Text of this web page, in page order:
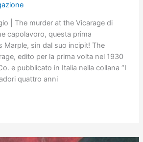
| The murder at the Vicarage di
capolavoro, questa prima
Marple, sin dal suo incipit! The
edito per la prima volta nel 1930
e pubblicato in Italia nella collana “I
quattro anni